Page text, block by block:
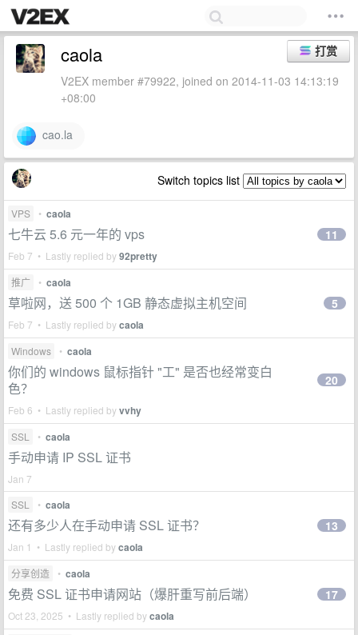
打赏
caola
V2EX member #79922, joined on 2014-11-03 14:13:19
+08:00
cao.la
Switch topics list
VPS • caola
七牛云 5.6 元一年的 vps
Feb 7 • Lastly replied by92pretty
11
推广 • caola
草啦网，送 500 个 1GB 静态虚拟主机空间
Feb 7 • Lastly replied bycaola
5
Windows • caola
你们的 windows 鼠标指针 "工" 是否也经常变白
色？
Feb 6 • Lastly replied byvvhy
20
SSL • caola
手动申请 IP SSL 证书
Jan 7
SSL
• caola
还有多少人在手动申请 SSL 证书？
Jan 1 • Lastly replied bycaola
13
分享创造 • caola
免费 SSL 证书申请网站（爆肝重写前后端）
Oct 23, 2025 • Lastly replied bycaola
17